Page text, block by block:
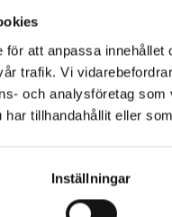
att anpassa
trafik. Vi
och analysföretag
har tillhandahållit eller
Inställningar
för Rally
program och massa
i Umeå Centrum